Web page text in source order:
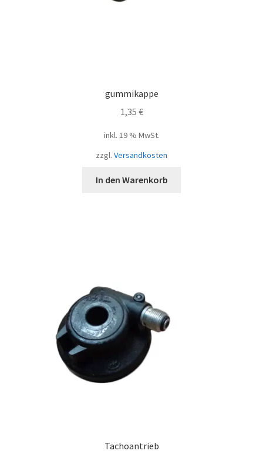
gummikappe
1,35 €
inkl. 19 % MwSt.
zzgl. Versandkosten
In den Warenkorb
Tachoantrieb